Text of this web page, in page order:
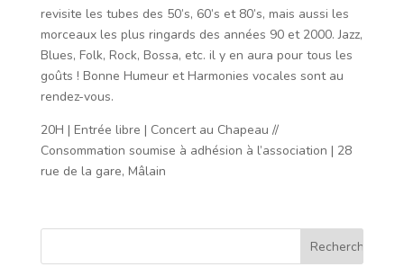
revisite les tubes des 50’s, 60’s et 80’s, mais aussi les
morceaux les plus ringards des années 90 et 2000. Jazz,
Blues, Folk, Rock, Bossa, etc. il y en aura pour tous les
goûts ! Bonne Humeur et Harmonies vocales sont au
rendez-vous.
20H | Entrée libre | Concert au Chapeau //
Consommation soumise à adhésion à l’association | 28
rue de la gare, Mâlain